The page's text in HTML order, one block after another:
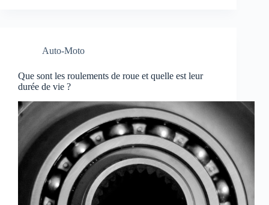
Auto-Moto
Que sont les roulements de roue et quelle est leur
durée de vie ?